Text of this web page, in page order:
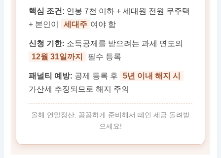
핵심 조건: 연봉 7천 이하 + 세대원 전원 무주택
+ 본인이
세대주 여야 함
신청 기한: 소득공제를 받으려는 과세 연도의
12월 31일까지
필수 등록
패널티 예방: 공제 등록 후
5년 이내 해지 시
가산세 추징되므로 해지 주의
올해 연말정산, 꼼꼼하게 준비해서 떼인 세금 돌려받
으세요!